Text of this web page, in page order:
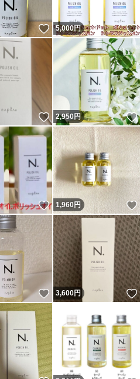
いいね！
5,000円
いいね！
2,950円
いいね！
1,960円
いいね！
3,600円